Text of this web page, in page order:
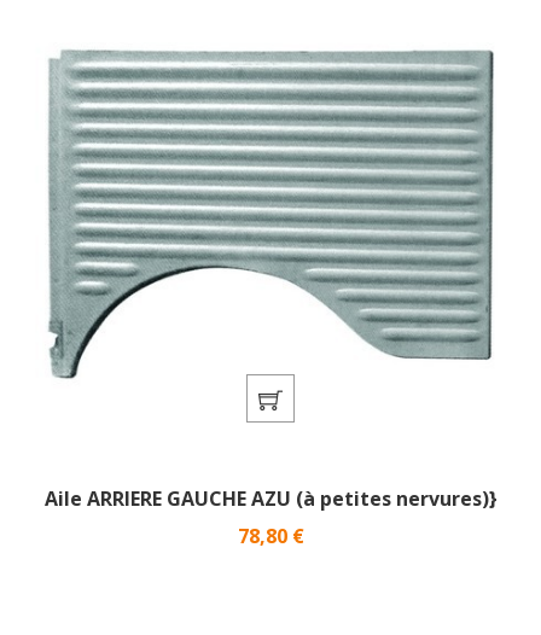
Aile ARRIERE GAUCHE AZU (à petites nervures)}
Prix
78,80 €